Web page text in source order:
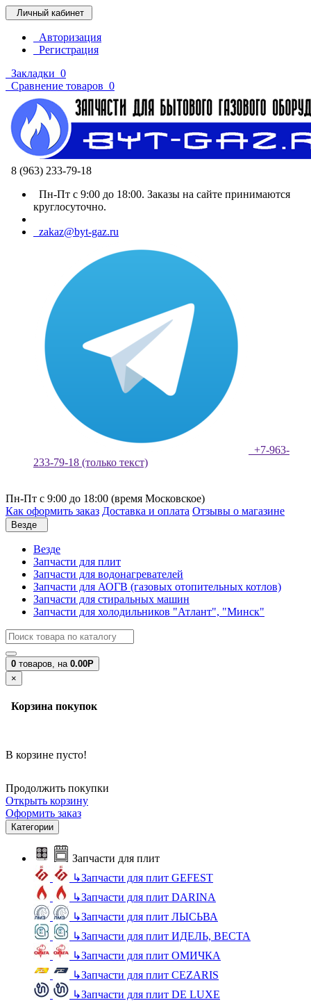
Личный кабинет
Авторизация
Регистрация
Закладки 0
Сравнение товаров 0
8 (963) 233-79-18
Пн-Пт с 9:00 до 18:00. Заказы на сайте принимаются
круглосуточно.
zakaz@byt-gaz.ru
+7-963-
233-79-18 (только текст)
Пн-Пт с 9:00 до 18:00 (время Московское)
Как оформить заказ Доставка и оплата Отзывы о магазине
Везде
Везде
Запчасти для плит
Запчасти для водонагревателей
Запчасти для АОГВ (газовых отопительных котлов)
Запчасти для стиральных машин
Запчасти для холодильников "Атлант", "Минск"
0 товаров, на 0.00Р
×
Корзина покупок
В корзине пусто!
Продолжить покупки
Открыть корзину
Оформить заказ
Категории
Запчасти для плит
↳Запчасти для плит GEFEST
↳Запчасти для плит DARINA
↳Запчасти для плит ЛЫСЬВА
↳Запчасти для плит ИДЕЛЬ, ВЕСТА
↳Запчасти для плит ОМИЧКА
↳Запчасти для плит CEZARIS
↳Запчасти для плит DE LUXE